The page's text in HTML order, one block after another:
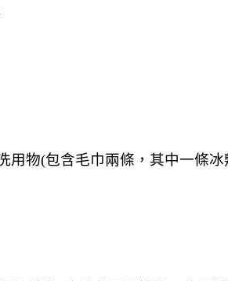
一
物(包含毛巾兩條，其中一條冰